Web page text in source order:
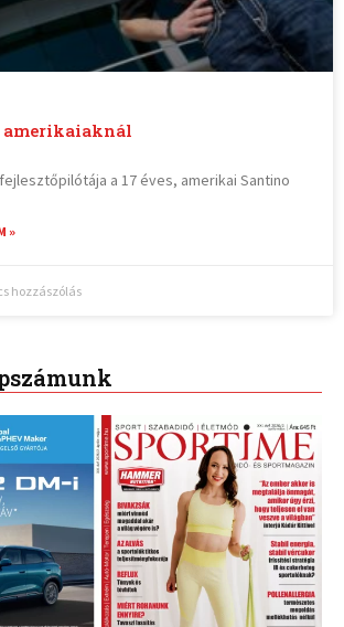
amerikaiaknál
fejlesztőpilótája a 17 éves, amerikai Santino
»
hozzászólás